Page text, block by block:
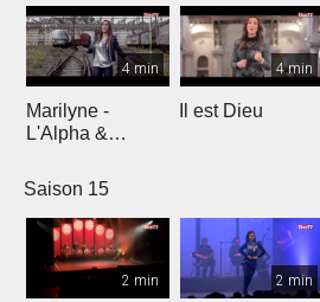
4 min
Marilyne -
L'Alpha &
4 min
Il est Dieu
Saison 15
2 min 2 min